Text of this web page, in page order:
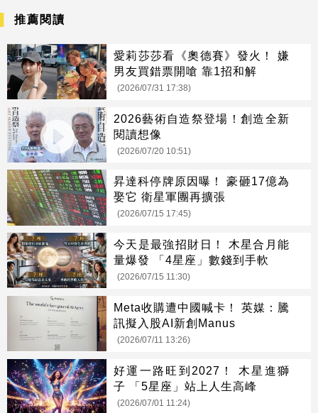
推薦閱讀
愛莉莎莎看《奧德賽》發火！ 嫌
男友買錯票開嗆 靠1招和解
(2026/07/31 17:38)
2026藝術自造祭登場！創造全新
閱讀想像
(2026/07/20 10:51)
昇達科停牌原因曝！ 豪砸17億為
娶它 衛星軍團再擴張
(2026/07/15 17:45)
今天是最強招財日！ 木星合月能
量爆發 「4星座」數錢到手軟
(2026/07/15 11:30)
Meta收購遭中國喊卡！ 英媒：騰
訊擬入股AI新創Manus
(2026/07/11 13:26)
好運一路旺到2027！ 木星進獅
子 「5星座」站上人生高峰
(2026/07/01 11:24)